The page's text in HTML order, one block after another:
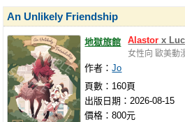
An Unlikely Friendship
地獄旅館 Alastor x
女性向 歐美動
作者：Jo
頁數：160頁
出版日期：2026-08-15
價格：800元